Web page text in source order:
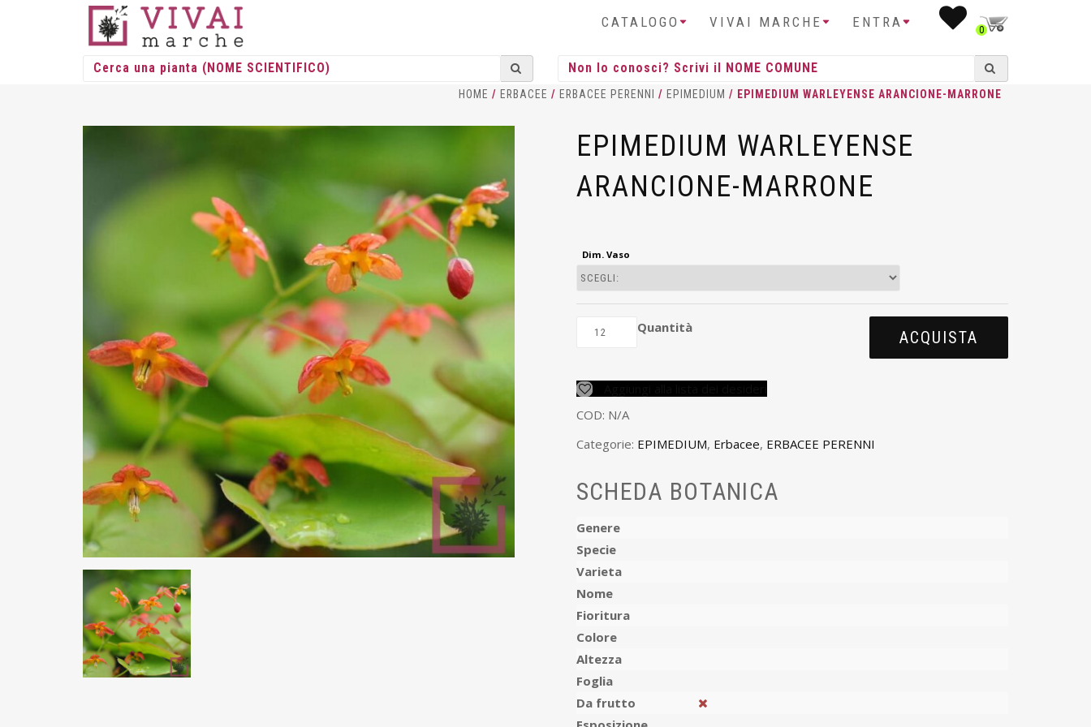
CATALOGO VIVAI MARCHE ENTRA 0
HOME / ERBACEE / ERBACEE PERENNI / EPIMEDIUM / EPIMEDIUM WARLEYENSE ARANCIONE-MARRONE
EPIMEDIUM WARLEYENSE
ARANCIONE-MARRONE
Dim. Vaso
Quantità
ACQUISTA
COD: N/A
Categorie: EPIMEDIUM, Erbacee, ERBACEE PERENNI
SCHEDA BOTANICA
Genere
Specie
Varieta
Nome
Fioritura
Colore
Altezza
Foglia
Da frutto